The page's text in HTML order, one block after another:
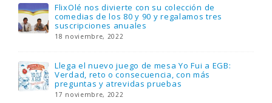
FlixOlé nos divierte con su colección de
comedias de los 80 y 90 y regalamos tres
suscripciones anuales
18 noviembre, 2022
Llega el nuevo juego de mesa Yo Fui a EGB:
Verdad, reto o consecuencia, con más
preguntas y atrevidas pruebas
17 noviembre, 2022